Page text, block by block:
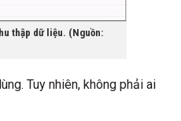
thập dữ liệu. (Nguồn:
Tuy nhiên, không phải ai